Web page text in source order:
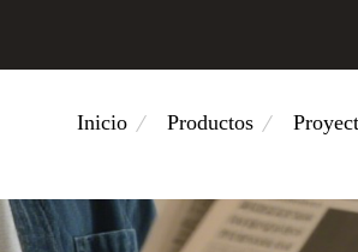
Inicio Productos